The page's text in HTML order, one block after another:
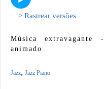
> Rastrear versões
Música
animado.
Jazz, Jazz Piano